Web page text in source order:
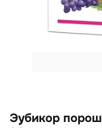
Эубикор